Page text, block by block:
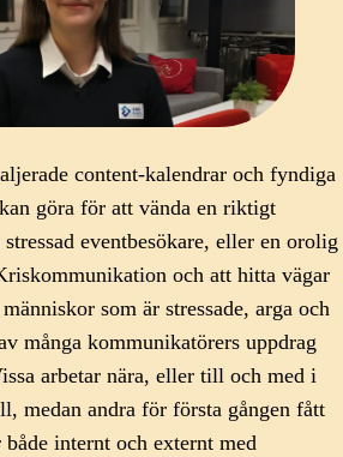
content-kalendrar och fyndiga
göra för att vända en riktigt
eventbesökare, eller en orolig
och att hitta vägar
som är stressade, arga och
många kommunikatörers uppdrag
arbetar nära, eller till och med i
medan andra för första gången fått
internt och externt med